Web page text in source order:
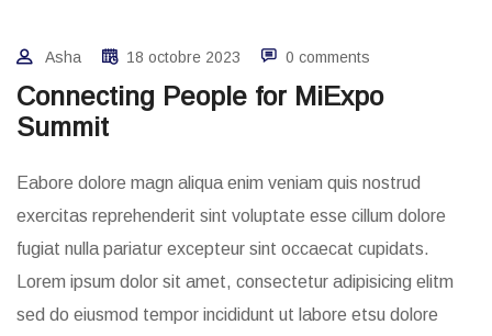
Asha 18 octobre 2023 0 comments
Connecting People for MiExpo
Summit
Eabore dolore magn aliqua enim veniam quis nostrud
exercitas reprehenderit sint voluptate esse cillum dolore
fugiat nulla pariatur excepteur sint occaecat cupidats.
Lorem ipsum dolor sit amet, consectetur adipisicing elitm
sed do eiusmod tempor incididunt ut labore etsu dolore